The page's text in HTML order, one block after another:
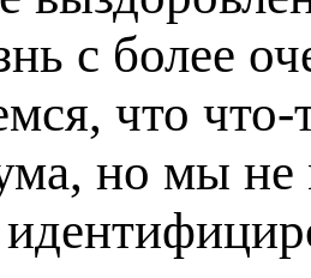
с более
что
но мы